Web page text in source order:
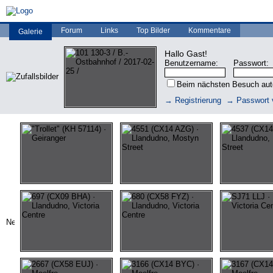
Galerie Forum Links Top Bilder Kommentare
Hallo Gast!
Benutzername: Passwort:
Beim nächsten Besuch
→ Registrierung
→ Passwort